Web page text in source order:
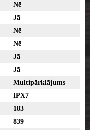
Nē
Jā
Nē
Nē
Jā
Jā
Multipārklājums
IPX7
183
839